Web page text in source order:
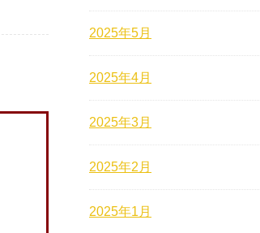
2025年5月
2025年4月
2025年3月
2025年2月
2025年1月